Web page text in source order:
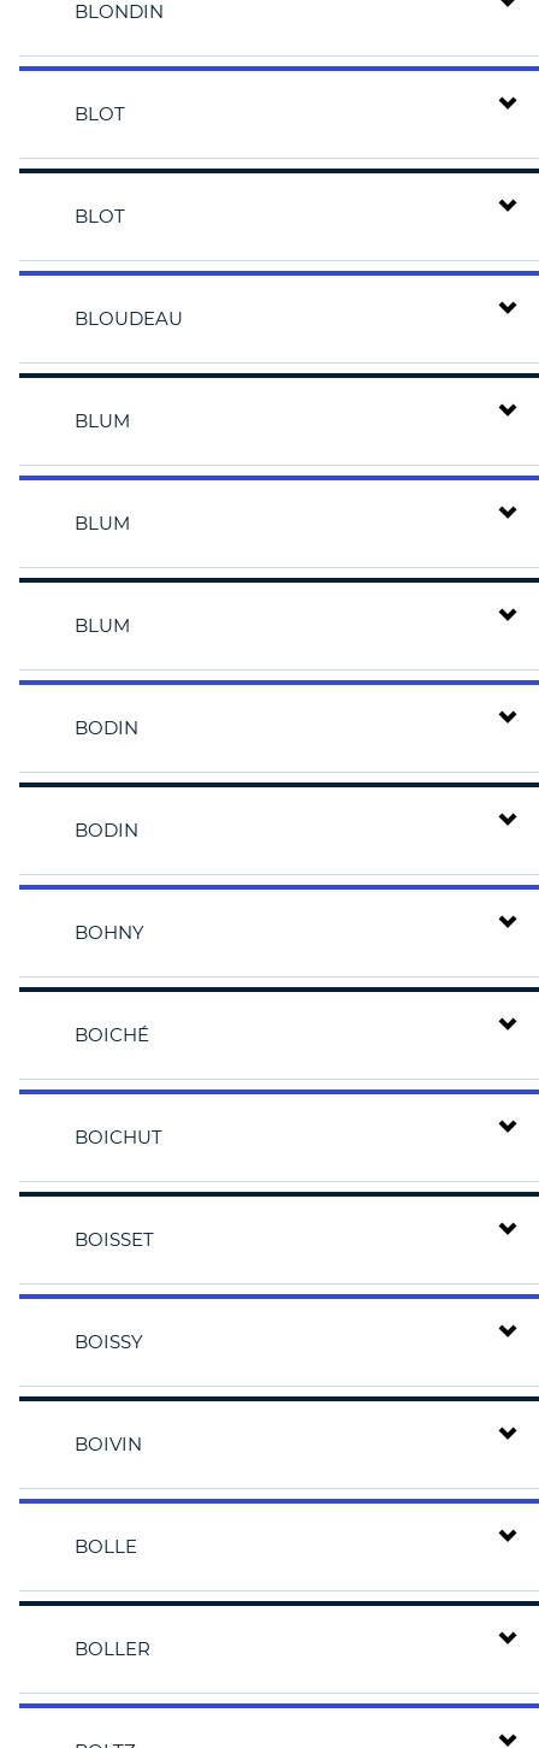
BLONDIN
BLOT
BLOT
BLOUDEAU
BLUM
BLUM
BLUM
BODIN
BODIN
BOHNY
BOICHÉ
BOICHUT
BOISSET
BOISSY
BOIVIN
BOLLE
BOLLER